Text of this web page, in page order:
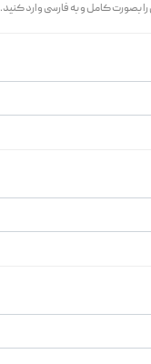
بصورت کامل و به فارسی وارد کنید.